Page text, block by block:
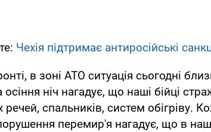
Чехія підтримає антиросійські
в зоні АТО ситуація сьогодні
ніч нагадує, що наші бійці
речей, спальників, систем обігріву.
перемир'я нагадує, що в